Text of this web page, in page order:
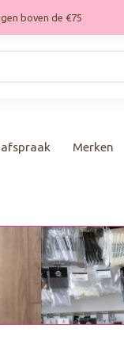
boven de €75
Merken